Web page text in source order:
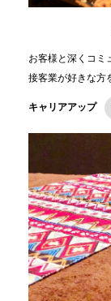
お客様と深くコミ
接客業が好きな方
キャリアアップ